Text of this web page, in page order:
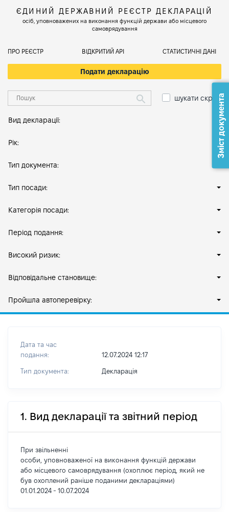
ЄДИНИЙ ДЕРЖАВНИЙ РЕЄСТР ДЕКЛАРАЦІЙ
осіб, уповноважених на виконання функцій держави або місцевого
самоврядування
ПРО РЕЄСТР ВІДКРИТИЙ АРІ СТАТИСТИЧНІ ДАНІ
Подати декларацію
шукати скрізь
Вид декларації:
Рік:
Тип документа:
Тип посади:
Категорія посади:
Період подання:
Високий ризик:
Відповідальне становище:
Пройшла автоперевірку:
Дата та час
подання:
12.07.2024 12:17
Тип документа: Декларація
1. Вид декларації та звітний період
При звільненні
особи, уповноваженої на виконання функцій держави
або місцевого самоврядування (охоплює період, який не
був охоплений раніше поданими деклараціями)
01.01.2024 - 10.07.2024
Зміст документа